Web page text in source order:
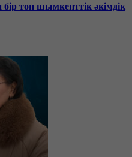
топ шымкенттік әкімдік